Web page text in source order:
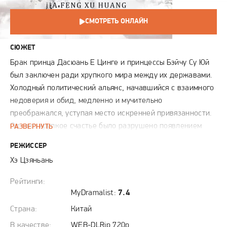
СМОТРЕТЬ ОНЛАЙН
СЮЖЕТ
Брак принца Даcюань Е Цинге и принцессы Бэйчу Су Юй
был заключен ради хрупкого мира между их державами.
Холодный политический альянс, начавшийся с взаимного
недоверия и обид, медленно и мучительно
преображался, уступая место искренней привязанности.
Однако хрупкое счастье было разрушено появлением
распри обострили страдания пары. Отчаявшись, Су Юй
инсценировала собственную смерть, чтобы вырваться из
паутины дворцовых интриг, и тайно воссоединилась с
разочарования, находила утешение в обществе младшей
РАЗВЕРНУТЬ
РЕЖИССЕР
Хэ Цзяньань
Рейтинги:
MyDramalist: 7.4
Страна:
Китай